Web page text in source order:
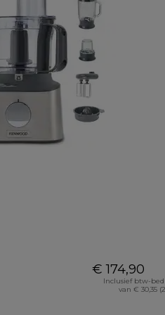
€ 174,90
Inclusief btw-
van € 30,35